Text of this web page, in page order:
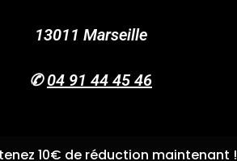
13011 Marseille
✆04 91 44 45 46
10€ de réduction maintenant !